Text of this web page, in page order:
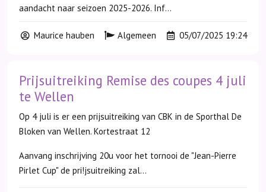
aandacht naar seizoen 2025-2026. Inf...
Maurice hauben Algemeen 05/07/2025 19:24
Prijsuitreiking Remise des coupes 4 juli
te Wellen
Op 4 juli is er een prijsuitreiking van CBK in de Sporthal De
Bloken van Wellen. Kortestraat 12
Aanvang inschrijving 20u voor het tornooi de "Jean-Pierre
Pirlet Cup" de pri!jsuitreiking zal...